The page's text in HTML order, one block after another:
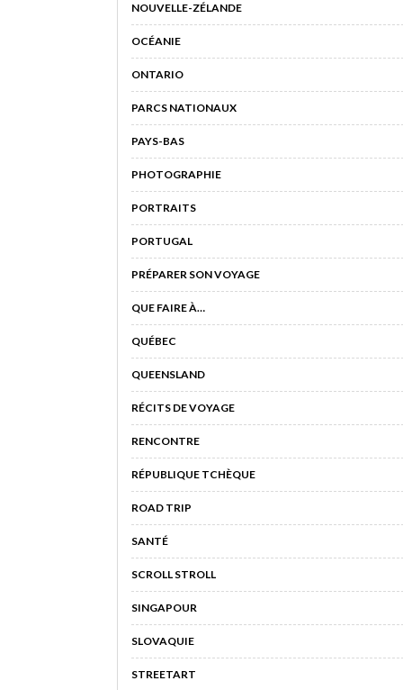
NOUVELLE-ZÉLANDE
OCÉANIE
ONTARIO
PARCS NATIONAUX
PAYS-BAS
PHOTOGRAPHIE
PORTRAITS
PORTUGAL
PRÉPARER SON VOYAGE
QUE FAIRE À…
QUÉBEC
QUEENSLAND
RÉCITS DE VOYAGE
RENCONTRE
RÉPUBLIQUE TCHÈQUE
ROAD TRIP
SANTÉ
SCROLL STROLL
SINGAPOUR
SLOVAQUIE
STREETART